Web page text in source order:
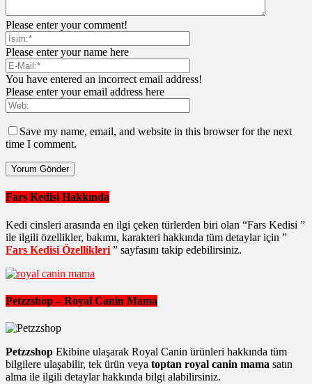
Please enter your comment!
Please enter your name here
You have entered an incorrect email address!
Please enter your email address here
Save my name, email, and website in this browser for the next
time I comment.
Fars Kedisi Hakkında
Kedi cinsleri arasında en ilgi çeken türlerden biri olan “Fars Kedisi ”
ile ilgili özellikler, bakımı, karakteri hakkında tüm detaylar için ”
Fars Kedisi Özellikleri ” sayfasını takip edebilirsiniz.
Petzzshop – Royal Canin Mama
Petzzshop Ekibine ulaşarak Royal Canin ürünleri hakkında tüm
bilgilere ulaşabilir, tek ürün veya toptan royal canin mama satın
alma ile ilgili detaylar hakkında bilgi alabilirsiniz.